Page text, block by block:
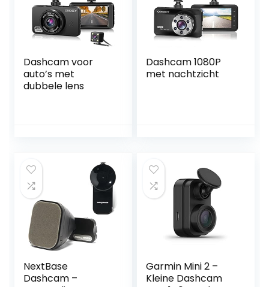
Dashcam voor
auto’s met
dubbele lens
Dashcam 1080P
met nachtzicht
NextBase
Dashcam –
Garmin Mini 2 –
Kleine Dashcam